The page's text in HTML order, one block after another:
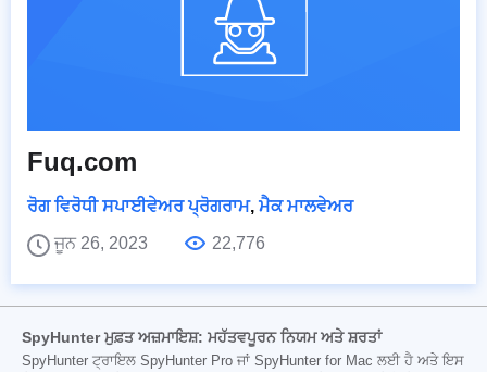
Fuq.com
ਰੋਗ ਵਿਰੋਧੀ ਸਪਾਈਵੇਅਰ ਪ੍ਰੋਗਰਾਮ, ਮੈਕ ਮਾਲਵੇਅਰ
ਜੂਨ 26, 2023
22,776
SpyHunter ਮੁਫ਼ਤ ਅਜ਼ਮਾਇਸ਼: ਮਹੱਤਵਪੂਰਨ ਨਿਯਮ ਅਤੇ ਸ਼ਰਤਾਂ
SpyHunter ਟ੍ਰਾਇਲ SpyHunter Pro ਜਾਂ SpyHunter for Mac ਲਈ ਹੈ ਅਤੇ ਇਸ